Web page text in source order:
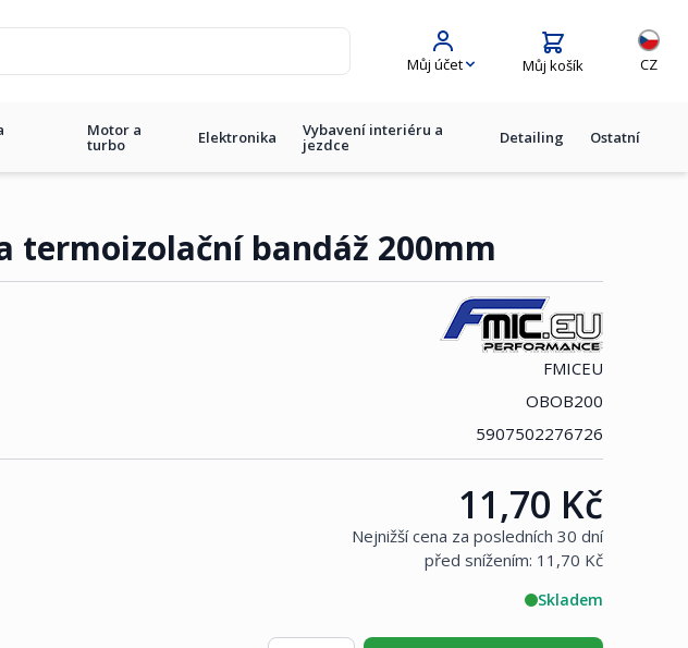
Můj účet Můj košík
Jazyk
CZ
Motor a
turbo Elektronika Vybavení interiéru a
jezdce Detailing Ostatní
termoizolační bandáž 200mm
FMICEU
OBOB200
5907502276726
Cena:
11,70 Kč
Nejnižší cena za posledních 30 dní
před snížením: 11,70 Kč
Skladem